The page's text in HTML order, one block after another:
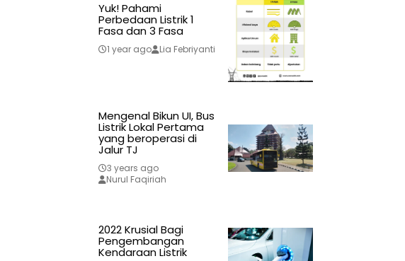
Yuk! Pahami
Perbedaan Listrik 1
Fasa dan 3 Fasa
1 year ago Lia Febriyanti
Mengenal Bikun UI, Bus
Listrik Lokal Pertama
yang beroperasi di
Jalur TJ
3 years ago
Nurul Faqiriah
2022 Krusial Bagi
Pengembangan
Kendaraan Listrik